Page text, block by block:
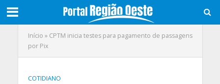
Início » CPTM inicia testes para pagamento de passagens
por Pix
COTIDIANO